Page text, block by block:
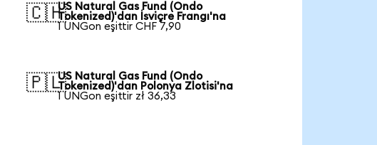
🇨🇭US Natural Gas Fund (Ondo
Tokenized)'dan İsviçre Frangı'na
1 UNGon eşittir CHF 7,90
🇵🇱US Natural Gas Fund (Ondo
Tokenized)'dan Polonya Zlotisi'na
1 UNGon eşittir zł 36,33